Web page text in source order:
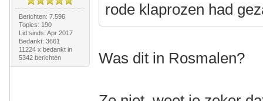
Berichten: 7.596
Topics: 190
Lid sinds: Apr 2017
Bedankt: 3661
11224 x bedankt in
5342 berichten
rode klaprozen had
Was dit in Rosmalen?